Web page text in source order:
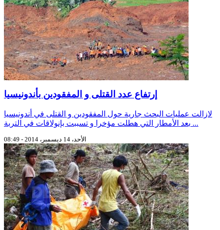
إرتفاع عدد القتلى و المفقودين بأندونيسيا
لازالت عمليات البحث جارية حول المفقودين و القتلى في أندونيسيا
بعد الأمطار التي هطلت مؤخرا و تسببت بإنولاقات في التربة ...
الأحد، 14 ديسمبر، 2014 - 08:49